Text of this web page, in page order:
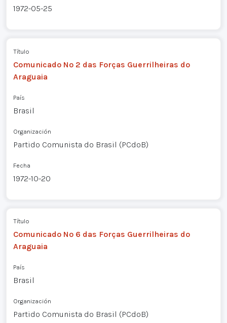
1972-05-25
Título
Comunicado Nº 2 das Forças Guerrilheiras do
Araguaia
País
Brasil
Organización
Partido Comunista do Brasil (PCdoB)
Fecha
1972-10-20
Título
Comunicado Nº 6 das Forças Guerrilheiras do
Araguaia
País
Brasil
Organización
Partido Comunista do Brasil (PCdoB)